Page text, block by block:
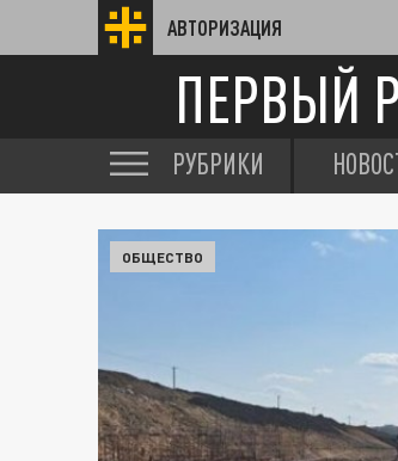
АВТОРИЗАЦИЯ
ПЕРВЫЙ
РУБРИКИ
ОБЩЕСТВО